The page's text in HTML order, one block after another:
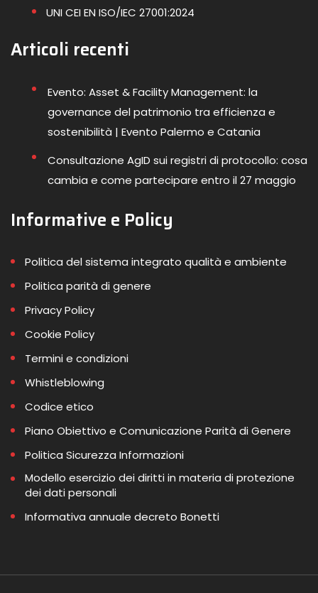
UNI CEI EN ISO/IEC 27001:2024
Articoli recenti
Evento: Asset & Facility Management: la
governance del patrimonio tra efficienza e
sostenibilità | Evento Palermo e Catania
Consultazione AgID sui registri di protocollo: cosa
cambia e come partecipare entro il 27 maggio
Informative e Policy
Politica del sistema integrato qualità e ambiente
Politica parità di genere
Privacy Policy
Cookie Policy
Termini e condizioni
Whistleblowing
Codice etico
Piano Obiettivo e Comunicazione Parità di Genere
Politica Sicurezza Informazioni
Modello esercizio dei diritti in materia di protezione
dei dati personali
Informativa annuale decreto Bonetti